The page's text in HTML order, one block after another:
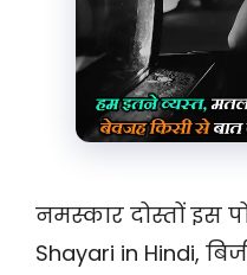
नमस्कार दोस्तों इस
Shayari in Hindi,